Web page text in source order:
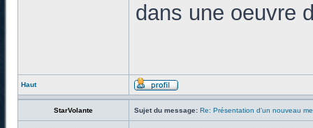
dans une oeuvre
Haut
StarVolante Sujet du message: Re: Présentation d'un nouveau